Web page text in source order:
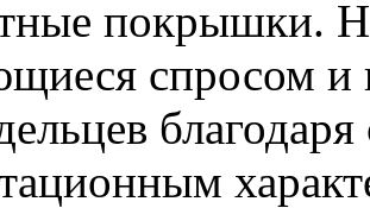
покрышки.
спросом и